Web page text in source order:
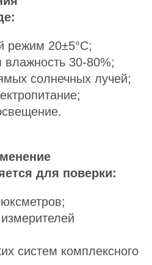
режим 20±5°C;
влажность 30-80%;
солнечных лучей;
для поверки:
систем комплексного